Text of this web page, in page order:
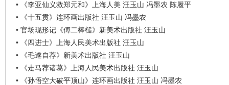
•
《李亚仙义救郑元和》上海人美 汪玉山 冯墨农 陈履平
•
《十五贯》连环画出版社 汪玉山 冯墨农
• 官场现形记《傅二棒槌》新美术出版社 汪玉山
•
《四进士》上海人民美术出版社 汪玉山
•
《毛遂自荐》新美术出版社 汪玉山
•
《走马荐诸葛》上海人民美术出版社 汪玉山
•
《孙悟空大破平顶山》连环画出版社 汪玉山 冯墨农